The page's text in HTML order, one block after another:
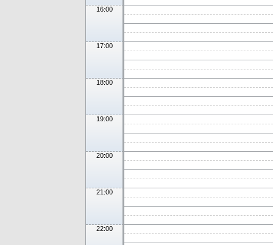
16:00
17:00
18:00
19:00
20:00
21:00
22:00